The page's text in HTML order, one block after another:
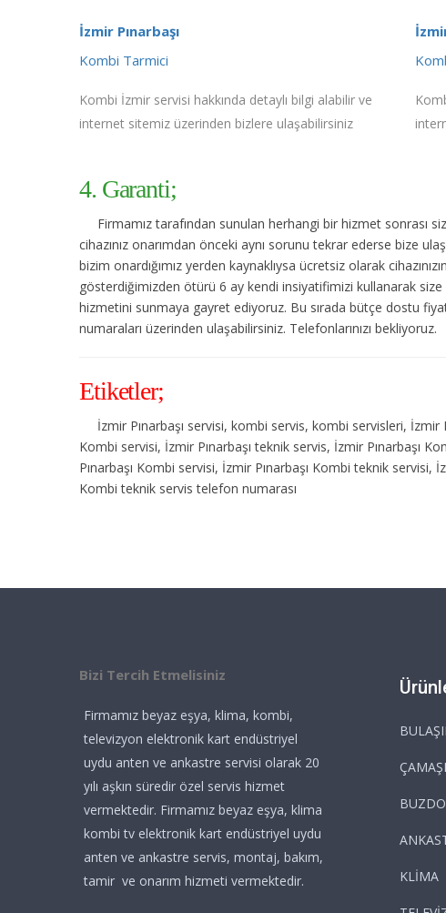
İzmir Pınarbaşı
Kombi Tarmici
Kombi İzmir servisi hakkında detaylı bilgi alabilir ve
internet sitemiz üzerinden bizlere ulaşabilirsiniz
4. Garanti;
Firmamız tarafından sunulan herhangi bir hizmet sonrası
cihazınız onarımdan önceki aynı sorunu tekrar ederse bize
bizim onardığımız yerden kaynaklıysa ücretsiz olarak
gösterdiğimizden ötürü 6 ay kendi insiyatifimizi kullanarak size
hizmetini sunmaya gayret ediyoruz. Bu sırada bütçe dostu
numaraları üzerinden ulaşabilirsiniz. Telefonlarınızı bekliyoruz.
Etiketler;
İzmir Pınarbaşı servisi, kombi servis, kombi servisleri, İzmir
Kombi servisi, İzmir Pınarbaşı teknik servis, İzmir Pınarbaşı
Pınarbaşı Kombi servisi, İzmir Pınarbaşı Kombi teknik servisi,
Kombi teknik servis telefon numarası
Bizi Tercih Etmelisiniz
Firmamız beyaz eşya, klima, kombi,
televizyon elektronik kart endüstriyel
uydu anten ve ankastre servisi olarak 20
yılı aşkın süredir özel servis hizmet
vermektedir. Firmamız beyaz eşya, klima
kombi tv elektronik kart endüstriyel uydu
anten ve ankastre servis, montaj, bakım,
tamir ve onarım hizmeti vermektedir.
KLİMA